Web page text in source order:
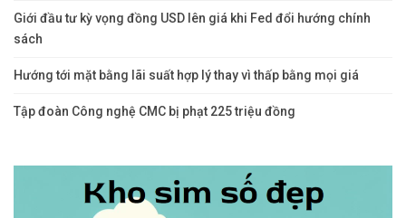
Giới đầu tư kỳ vọng đồng USD lên giá khi Fed đổi hướng chính
sách
Hướng tới mặt bằng lãi suất hợp lý thay vì thấp bằng mọi giá
Tập đoàn Công nghệ CMC bị phạt 225 triệu đồng